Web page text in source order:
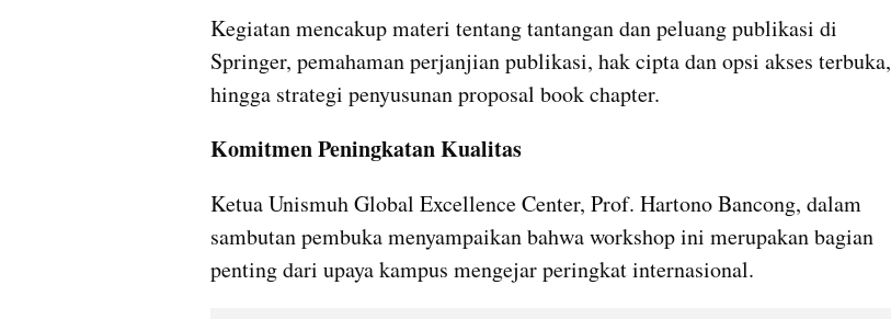
Kegiatan mencakup materi tentang tantangan dan peluang publikasi di
Springer, pemahaman perjanjian publikasi, hak cipta dan opsi akses terbuka,
hingga strategi penyusunan proposal book chapter.
Komitmen Peningkatan Kualitas
Ketua Unismuh Global Excellence Center, Prof. Hartono Bancong, dalam
sambutan pembuka menyampaikan bahwa workshop ini merupakan bagian
penting dari upaya kampus mengejar peringkat internasional.